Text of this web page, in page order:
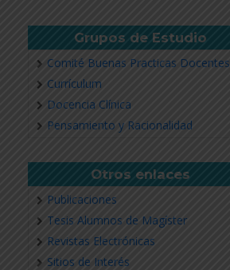
Grupos de Estudio
Comité Buenas Practicas Docentes
Currículum
Docencia Clínica
Pensamiento y Racionalidad
Otros enlaces
Publicaciones
Tesis Alumnos de Magíster
Revistas Electrónicas
Sitios de Interés